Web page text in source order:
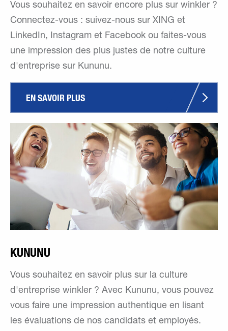
Vous souhaitez en savoir encore plus sur winkler ?
Connectez-vous : suivez-nous sur XING et
LinkedIn, Instagram et Facebook ou faites-vous
une impression des plus justes de notre culture
d'entreprise sur Kununu.
EN SAVOIR PLUS
KUNUNU
Vous souhaitez en savoir plus sur la culture
d'entreprise winkler ? Avec Kununu, vous pouvez
vous faire une impression authentique en lisant
les évaluations de nos candidats et employés.